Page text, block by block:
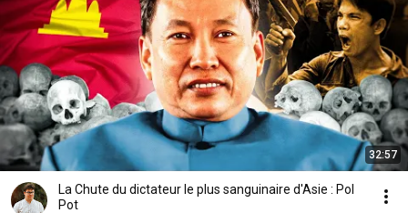
32:57
La Chute du dictateur le plus sanguinaire d'Asie : Pol
Pot